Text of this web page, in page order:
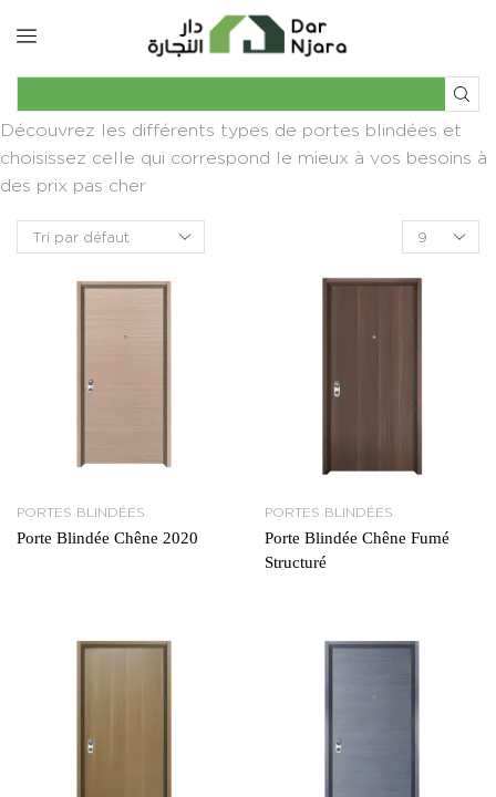
Découvrez les différents types de portes blindées et
choisissez celle qui correspond le mieux à vos besoins à
des prix pas cher
PORTES BLINDÉES
Porte Blindée Chêne 2020
PORTES BLINDÉES
Porte Blindée Chêne Fumé
Structuré